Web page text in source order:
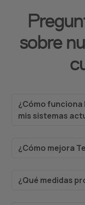
sobre
¿Cómo funciona
mis sistemas
No tiene acceso
de la plataforma
¿Cómo mejora
aumento de
subutilizados o
¿Qué medidas